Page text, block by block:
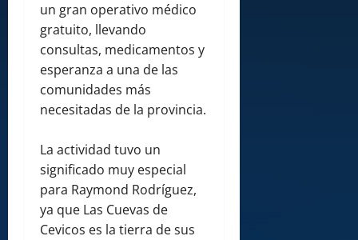
un gran operativo médico
gratuito, llevando
consultas, medicamentos y
esperanza a una de las
comunidades más
necesitadas de la provincia.
La actividad tuvo un
significado muy especial
para Raymond Rodríguez,
ya que Las Cuevas de
Cevicos es la tierra de sus